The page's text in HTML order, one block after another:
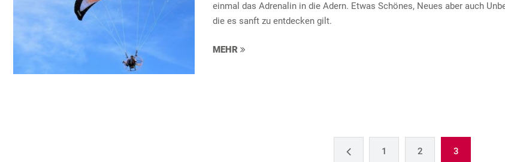
einmal das Adrenalin in die Adern. Etwas Schönes, Neues aber auch
die es sanft zu entdecken gilt.
MEHR
1 2 3